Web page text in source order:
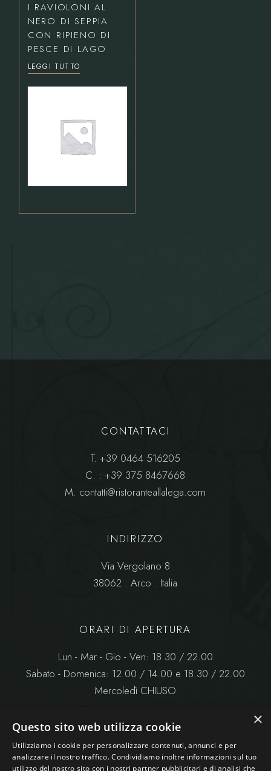
I RAVIOLONI AL
NERO DI SEPPIA
CON RIPIENO DI
PESCE DI LAGO
LEGGI TUTTO
CONTATTACI
T. +39 0464 516205
C. : +39 375 8467668
M. contatti@ristoranteallalega.com
INDIRIZZO
Via Vergolano 8
38062 . Arco . Italia
ORARI DI APERTURA
Lun - Mar - Gio - Ven: 18.30 / 22.00
Sabato - Domenica: 12.00 / 14.00 e 18.30 / 22.00
Mercoledì CHIUSO
×
Questo sito web utilizza cookie
Utilizziamo i cookie per personalizzare contenuti, annunci e per
analizzare il nostro traffico. Condividiamo inoltre informazioni sul tuo
utilizzo del nostro sito con i nostri partner pubblicitari e di analisi che